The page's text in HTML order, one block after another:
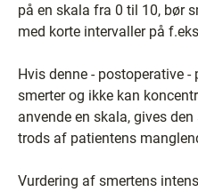
på en skala fra 0 til 10, bør
med korte intervaller på
Hvis denne - postoperative
smerter og ikke kan
anvende en skala, gives
trods af patientens
Vurdering af smertens